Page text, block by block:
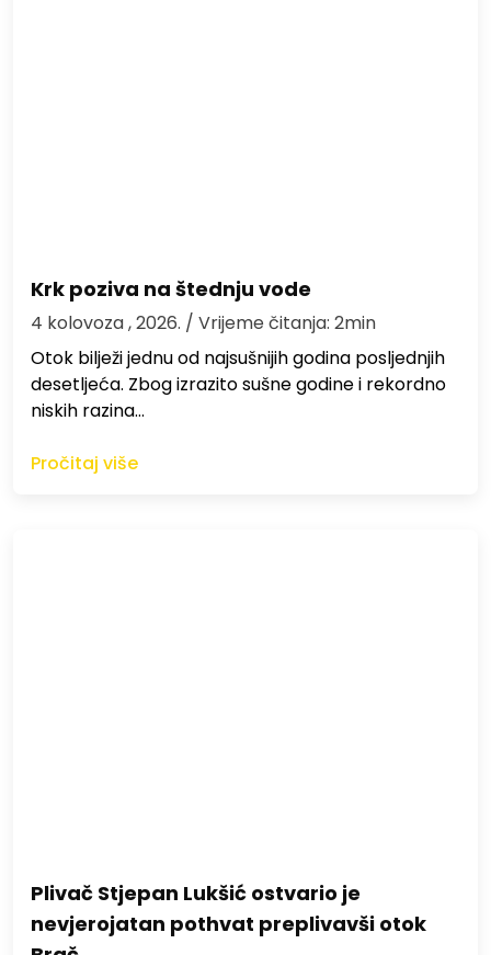
Krk poziva na štednju vode
4 kolovoza , 2026. / Vrijeme čitanja: 2min
Otok bilježi jednu od najsušnijih godina posljednjih
desetljeća. Zbog izrazito sušne godine i rekordno
niskih razina…
Pročitaj više
Plivač Stjepan Lukšić ostvario je
nevjerojatan pothvat preplivavši otok